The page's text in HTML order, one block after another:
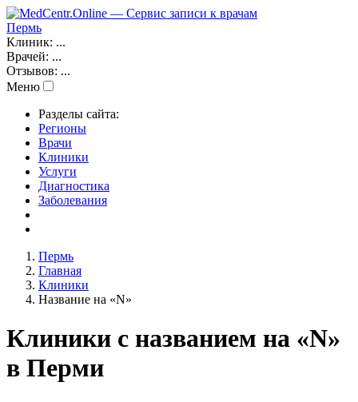
Пермь
Клиник: ...
Врачей: ...
Отзывов: ...
Меню
Разделы сайта:
Регионы
Врачи
Клиники
Услуги
Диагностика
Заболевания
Пермь
Главная
Клиники
Название на «N»
Клиники с названием на «N»
в Перми